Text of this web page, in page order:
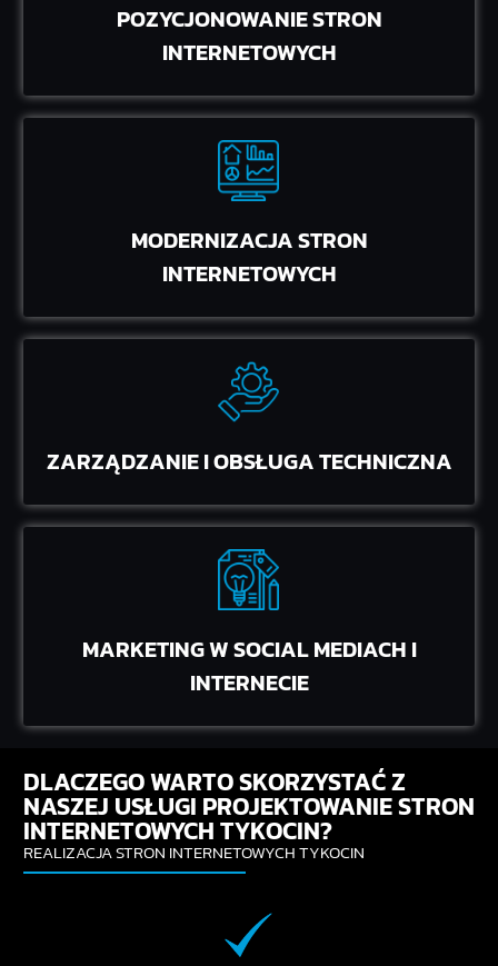
POZYCJONOWANIE STRON
INTERNETOWYCH
MODERNIZACJA STRON
INTERNETOWYCH
ZARZĄDZANIE I OBSŁUGA TECHNICZNA
MARKETING W SOCIAL MEDIACH I
INTERNECIE
DLACZEGO WARTO SKORZYSTAĆ Z
NASZEJ USŁUGI PROJEKTOWANIE STRON
INTERNETOWYCH TYKOCIN?
REALIZACJA STRON INTERNETOWYCH TYKOCIN